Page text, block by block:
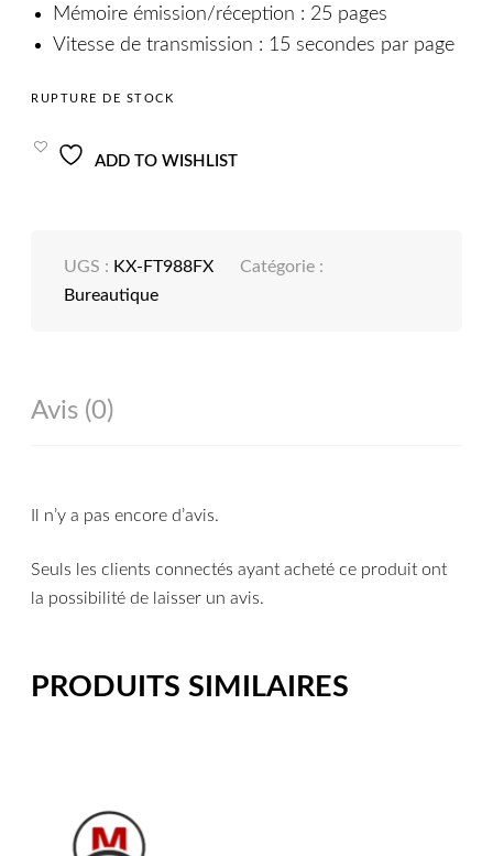
Mémoire émission/réception : 25 pages
Vitesse de transmission : 15 secondes par page
RUPTURE DE STOCK
ADD TO WISHLIST
UGS : KX-FT988FX
Catégorie :
Bureautique
Avis (0)
Il n’y a pas encore d’avis.
Seuls les clients connectés ayant acheté ce produit ont
la possibilité de laisser un avis.
PRODUITS SIMILAIRES